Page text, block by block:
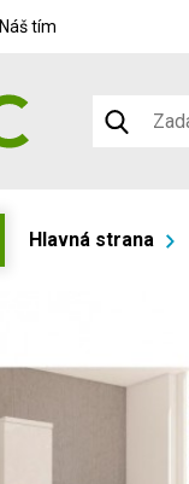
Náš tím
Hlavná strana